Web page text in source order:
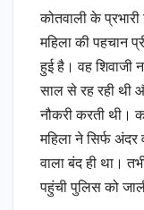
कोतवाली के
महिला की पहचान
हुई है। वह शिवाजी
साल से रह रही थी
नौकरी करती थी।
महिला ने सिर्फ
वाला बंद ही था।
पहुंची पुलिस को